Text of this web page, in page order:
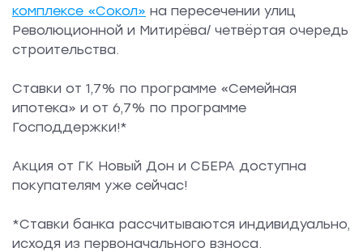
комплексе «Сокол» на пересечении улиц
Революционной и Митирёва/ четвёртая очередь
строительства.
Ставки от 1,7% по программе «Семейная
ипотека» и от 6,7% по программе
Господдержки!*
Акция от ГК Новый Дон и СБЕРА доступна
покупателям уже сейчас!
*Ставки банка рассчитываются индивидуально,
исходя из первоначального взноса.